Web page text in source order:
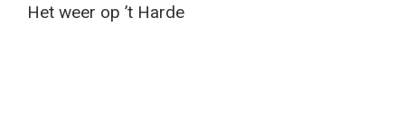
Het weer op ’t Harde